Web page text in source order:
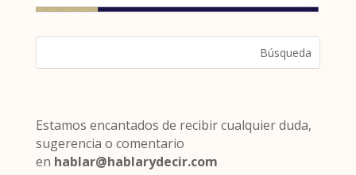
Estamos encantados de recibir cualquier duda,
sugerencia o comentario
en hablar@hablarydecir.com